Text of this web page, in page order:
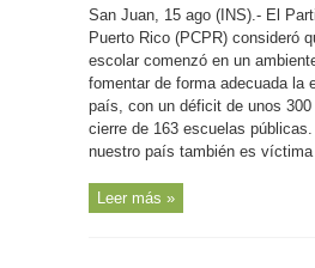
San Juan, 15 ago (INS).- El
Puerto Rico (PCPR) consideró
escolar comenzó en un
fomentar de forma adecuada la
país, con un déficit de unos 300
cierre de 163 escuelas públicas.
nuestro país también es
Leer más »